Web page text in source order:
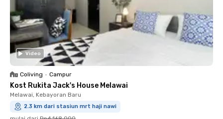
Video
Coliving • Campur
Kost Rukita Jack's House Melawai
Melawai, Kebayoran Baru
2.3 km dari stasiun mrt haji nawi